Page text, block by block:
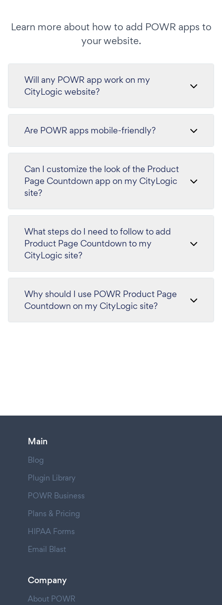
Learn more about how to add POWR apps to
your website.
Will any POWR app work on my
CityLogic website?
Are POWR apps mobile-friendly?
Can I customize the look of the Product
Page Countdown app on my CityLogic
site?
What steps do I need to follow to add
Product Page Countdown to my
CityLogic site?
Why should I use POWR Product Page
Countdown on my CityLogic site?
Main
Blog
Plugin Library
POWR Business
Plans & Pricing
HIPAA Forms
Email Blast
Company
About POWR